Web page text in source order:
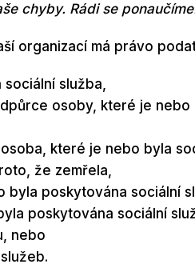
chyby. Rádi se
organizací má právo
služba,
osoby, které je
které je nebo byla
že zemřela,
byla poskytována sociální
poskytována sociální
nebo